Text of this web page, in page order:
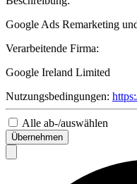
Google Ads Remarketing
Verarbeitende Firma:
Google Ireland Limited
Nutzungsbedingungen:
Alle ab-/auswählen
Übernehmen